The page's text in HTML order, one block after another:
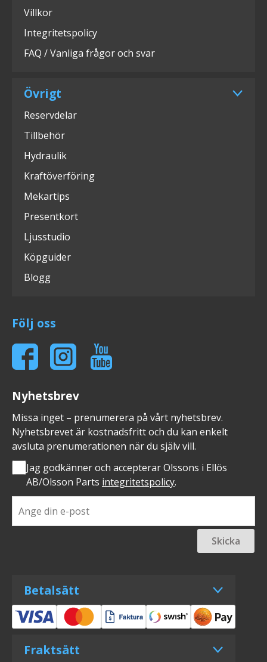
Villkor
Integritetspolicy
FAQ / Vanliga frågor och svar
Övrigt
Reservdelar
Tillbehör
Hydraulik
Kraftöverföring
Mekartips
Presentkort
Ljusstudio
Köpguider
Blogg
Följ oss
Nyhetsbrev
Missa inget – prenumerera på vårt nyhetsbrev.
Nyhetsbrevet är kostnadsfritt och du kan enkelt
avsluta prenumerationen när du själv vill.
Jag godkänner och accepterar Olssons i Ellös
AB/Olsson Parts integritetspolicy.
Skicka
Betalsätt
Fraktsätt